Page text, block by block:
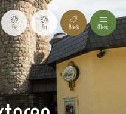
De En Boek Menu